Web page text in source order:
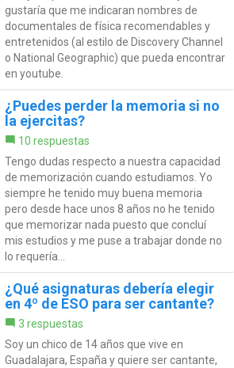
gustaría que me indicaran nombres de
documentales de física recomendables y
entretenidos (al estilo de Discovery Channel
o National Geographic) que pueda encontrar
en youtube.
¿Puedes perder la memoria si no
la ejercitas?
10 respuestas
Tengo dudas respecto a nuestra capacidad
de memorización cuando estudiamos. Yo
siempre he tenido muy buena memoria
pero desde hace unos 8 años no he tenido
que memorizar nada puesto que concluí
mis estudios y me puse a trabajar donde no
lo requería...
¿Qué asignaturas debería elegir
en 4º de ESO para ser cantante?
3 respuestas
Soy un chico de 14 años que vive en
Guadalajara, España y quiere ser cantante,